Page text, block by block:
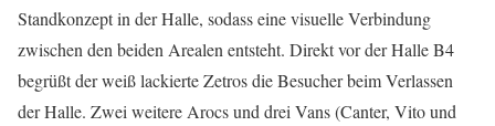
Standkonzept in der Halle, sodass eine visuelle Verbindung
zwischen den beiden Arealen entsteht. Direkt vor der Halle B4
begrüßt der weiß lackierte Zetros die Besucher beim Verlassen
der Halle. Zwei weitere Arocs und drei Vans (Canter, Vito und